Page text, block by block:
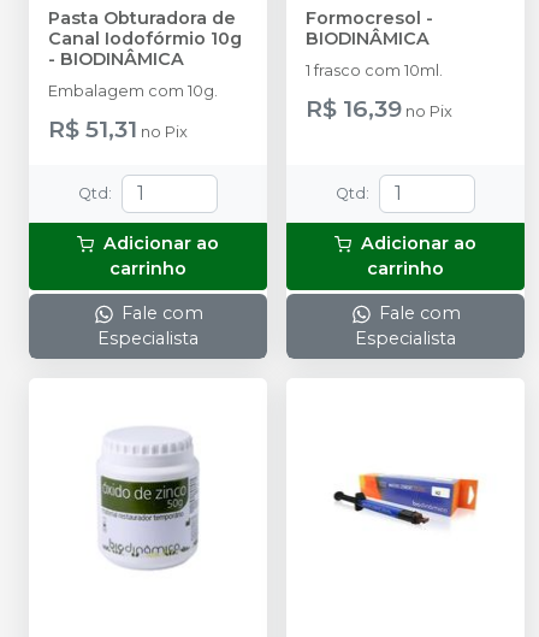
Pasta Obturadora de
Canal Iodofórmio 10g
- BIODINÂMICA
Embalagem com 10g.
R$ 51,31 no Pix
Qtd :
Adicionar ao
carrinho
Fale com
Especialista
Formocresol -
BIODINÂMICA
1 frasco com 10ml.
R$ 16,39 no Pix
Qtd :
Adicionar ao
carrinho
Fale com
Especialista